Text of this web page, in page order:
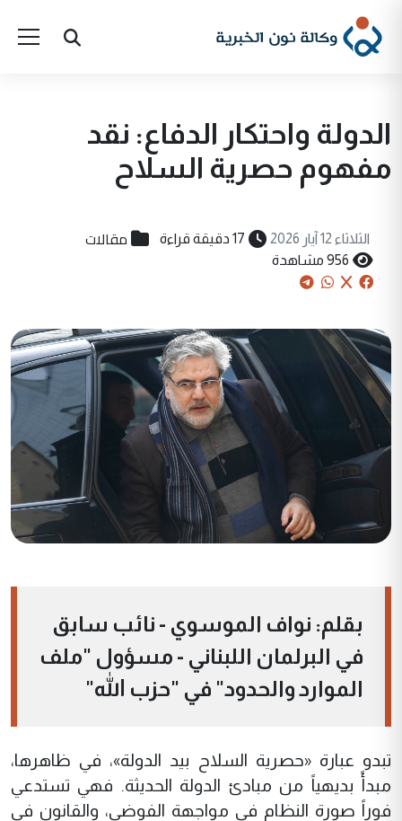
الدولة واحتكار الدفاع: نقد
مفهوم حصرية السلاح
الثلاثاء 12 آيار 2026 17 دقيقة قراءة مقالات
956 مشاهدة
بقلم: نواف الموسوي - نائب سابق
في البرلمان اللبناني - مسؤول "ملف
الموارد والحدود" في "حزب الله"
تبدو عبارة «حصرية السلاح بيد الدولة»، في ظاهرها،
مبدأً بديهياً من مبادئ الدولة الحديثة. فهي تستدعي
فوراً صورة النظام في مواجهة الفوضى، والقانون في